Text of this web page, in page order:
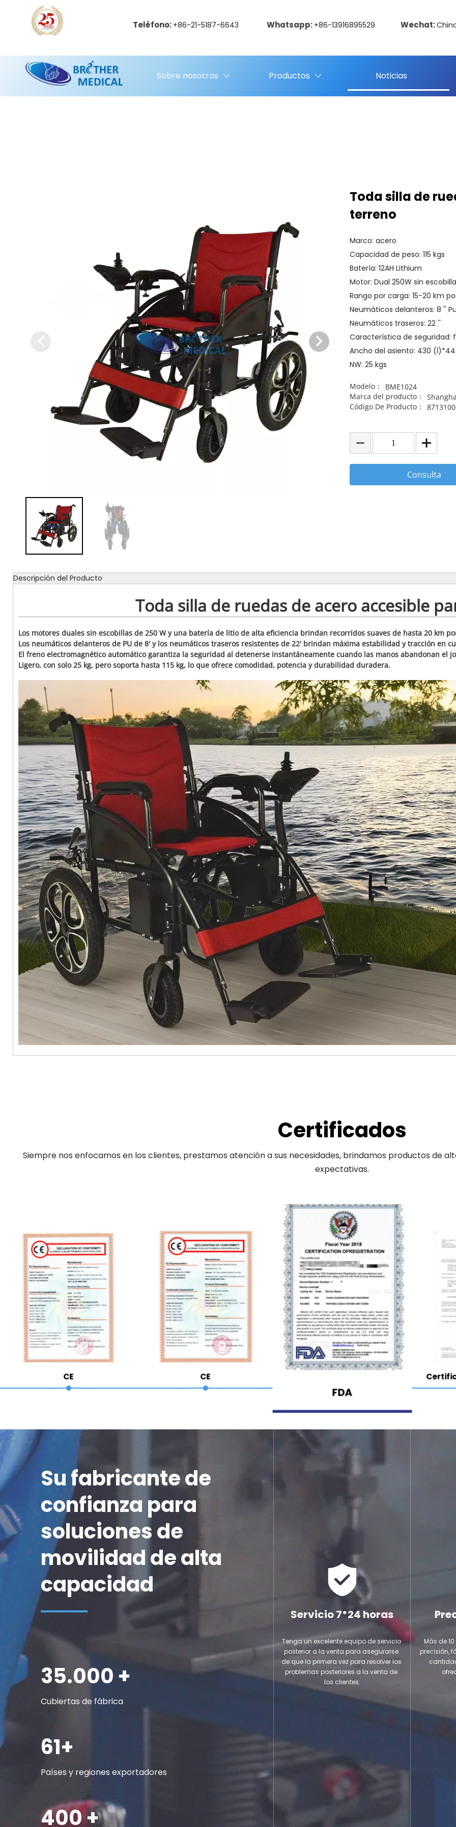
Teléfono: +86-21-5187-6643 Whatsapp: +86-13916895529 Wechat:
Sobre nosotros Productos Noticias
Toda silla de
terreno
Marco: acero
Capacidad de peso: 115 kgs
Batería: 12AH Lithium
Motor: Dual 250W sin
Rango por carga: 15-20 km
Neumáticos delanteros: 8 '' Pu
Neumáticos traseros: 22 ''
Característica de
Ancho del asiento: 430
NW: 25 kgs
Modelo：
BME1024
Marca del producto：
Código De Producto：
Consulta
Descripción del Producto
Toda silla de ruedas de acero accesible
Los motores duales sin escobillas de 250 W y una batería de litio de alta eficiencia brindan recorridos suaves de hasta 20 km
Los neumáticos delanteros de PU de 8' y los neumáticos traseros resistentes de 22' brindan máxima estabilidad y tracción en
El freno electromagnético automático garantiza la seguridad al detenerse instantáneamente cuando las manos abandonan el
Ligero, con solo 25 kg, pero soporta hasta 115 kg, lo que ofrece comodidad, potencia y durabilidad duradera.
Certificados
Siempre nos enfocamos en los clientes, prestamos atención a sus necesidades, brindamos productos de
expectativas.
CE CE
FDA
Su fabricante de
confianza para
soluciones de
movilidad de alta
capacidad
35.000 +
Cubiertas de fábrica
61+
Países y regiones exportadores
400 +
Servicio 7*24 horas
Tenga un excelente equipo de servicio
posterior a la venta para asegurarse
de que la primera vez para resolver los
problemas posteriores a la venta de
los clientes.
Más de
precisión,